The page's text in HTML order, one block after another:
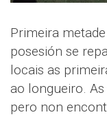
Primeira
posesión se
locais as
ao longueiro.
pero non